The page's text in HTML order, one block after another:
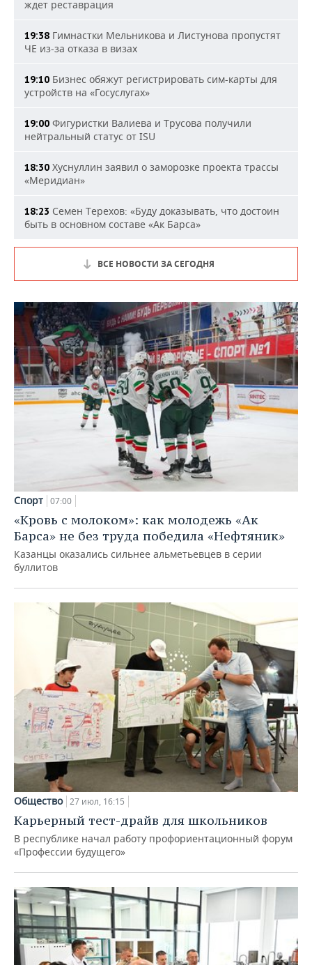
ждет реставрация
19:38 Гимнастки Мельникова и Листунова пропустят
ЧЕ из-за отказа в визах
19:10 Бизнес обяжут регистрировать сим-карты для
устройств на «Госуслугах»
19:00 Фигуристки Валиева и Трусова получили
нейтральный статус от ISU
18:30 Хуснуллин заявил о заморозке проекта трассы
«Меридиан»
18:23 Семен Терехов: «Буду доказывать, что достоин
быть в основном составе «Ак Барса»
ВСЕ НОВОСТИ ЗА СЕГОДНЯ
Спорт 07:00
«Кровь с молоком»: как молодежь «Ак
Барса» не без труда победила «Нефтяник»
Казанцы оказались сильнее альметьевцев в серии
буллитов
Общество 27 июл, 16:15
Карьерный тест-драйв для школьников
В республике начал работу профориентационный форум
«Профессии будущего»